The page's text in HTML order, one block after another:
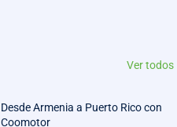
Ver todos
Desde Armenia a Puerto Rico con
Coomotor